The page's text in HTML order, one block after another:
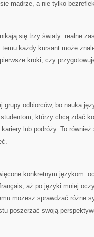
mądrze, a nie tylko
się trzy światy: realne
każdy kursant może
kroki, czy
grupy odbiorców, bo nauka
którzy chcą zdać
lub podróży. To
konkretnym językom:
aż po języki mniej
możesz sprawdzać różne
poszerzać swoją